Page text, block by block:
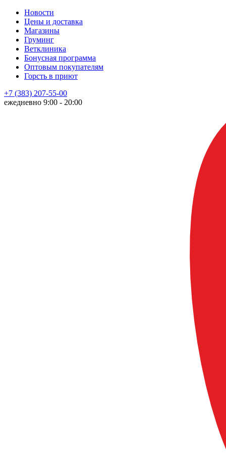
Новости
Цены и доставка
Магазины
Груминг
Ветклиника
Бонусная программа
Оптовым покупателям
Горсть в приют
+7 (383) 207-55-00
ежедневно 9:00 - 20:00